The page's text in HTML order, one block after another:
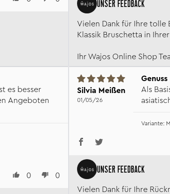
Vielen Dank für Ihre tolle
Klassik Bruschetta in
Ihr Wajos Online Shop
es besser
Angeboten
0 0
Silvia Meißen
01/05/26
Genuss
Als
Vielen Dank für Ihre